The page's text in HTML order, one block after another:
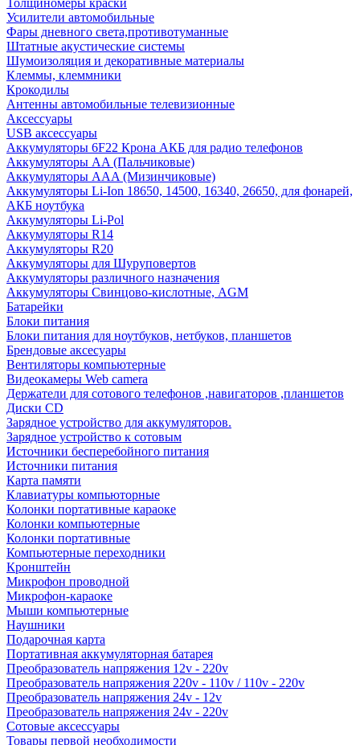
Толщиномеры краски
Усилители автомобильные
Фары дневного света,противотуманные
Штатные акустические системы
Шумоизоляция и декоративные материалы
Клеммы, клеммники
Крокодилы
Антенны автомобильные телевизионные
Аксессуары
USB аксессуары
Аккумуляторы 6F22 Крона АКБ для радио телефонов
Аккумуляторы AA (Пальчиковые)
Аккумуляторы AAA (Мизинчиковые)
Аккумуляторы Li-Ion 18650, 14500, 16340, 26650, для фонарей,
АКБ ноутбука
Аккумуляторы Li-Pol
Аккумуляторы R14
Аккумуляторы R20
Аккумуляторы для Шуруповертов
Аккумуляторы различного назначения
Аккумуляторы Свинцово-кислотные, AGM
Батарейки
Блоки питания
Блоки питания для ноутбуков, нетбуков, планшетов
Брендовые аксесуары
Вентиляторы компьютерные
Видеокамеры Web camera
Держатели для сотового телефонов ,навигаторов ,планшетов
Диски CD
Зарядное устройство для аккумуляторов.
Зарядное устройство к сотовым
Источники бесперебойного питания
Источники питания
Карта памяти
Клавиатуры компьюторные
Колонки портативные караоке
Колонки компьютерные
Колонки портативные
Компьютерные переходники
Кронштейн
Микрофон проводной
Микрофон-караоке
Мыши компьютерные
Наушники
Подарочная карта
Портативная аккумуляторная батарея
Преобразователь напряжения 12v - 220v
Преобразователь напряжения 220v - 110v / 110v - 220v
Преобразователь напряжения 24v - 12v
Преобразователь напряжения 24v - 220v
Сотовые аксессуары
Товары первой необходимости